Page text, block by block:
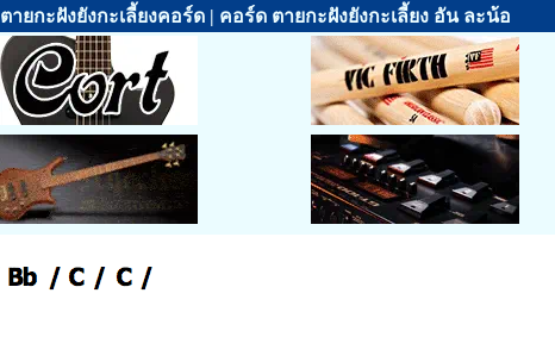
ตายกะฝังยังกะเลี้ยงคอร์ด | คอร์ด ตายกะฝังยังกะเลี้ยง อัน ละน้อ